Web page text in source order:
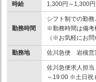
時給 1,300円～1,300円
勤務時間
シフト制での勤務
※勤務時間は備考
（※お気軽にお問
勤務地 佐川急便 岩槻営
佐川急便求人担
～19:00 ※土日祝